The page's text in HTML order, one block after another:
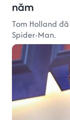
năm
Tom Holland
Spider-Man.